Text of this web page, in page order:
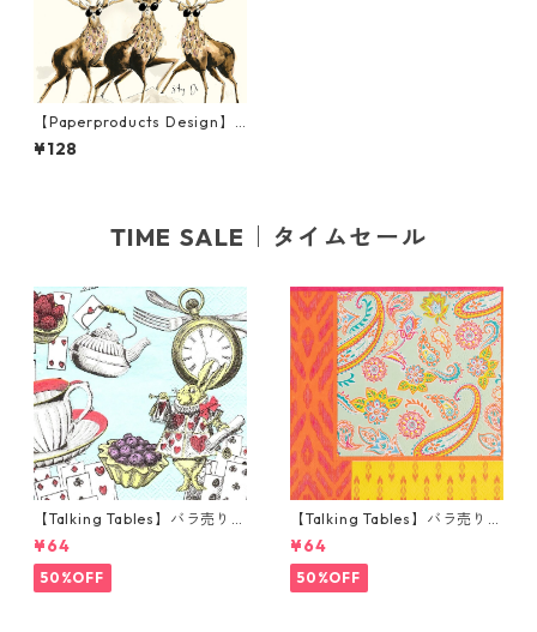
【Paperproducts Design】
バラ売り2枚 ランチサイズ ペ
ーパーナプキン Stag Do クリ
¥128
TIME SALE｜タイムセール
【Talking Tables】バラ売り1
枚 カクテルサイズ ペーパーナ
プキン Alice in Wonderland
ブルー
¥64
50%OFF
【Talking Tables】バラ売り1
枚 ランチサイズ ペーパーナプ
キン Paisley Print Boho オレ
ンジ
¥64
50%OFF